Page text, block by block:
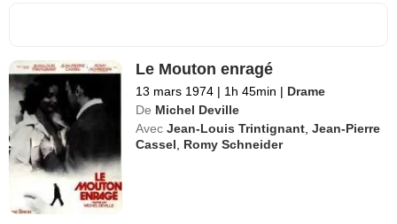
Le Mouton enragé
13 mars 1974 | 1h 45min | Drame
De Michel Deville
Avec Jean-Louis Trintignant ,Jean-Pierre
Cassel
Romy Schneider